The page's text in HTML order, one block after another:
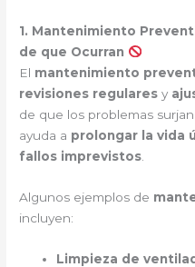
1. Mantenimiento
de que Ocurran
El mantenimiento
revisiones regulares y
de que los problemas
ayuda a prolongar la vida
fallos imprevistos
Algunos ejemplos de
incluyen:
Limpieza de